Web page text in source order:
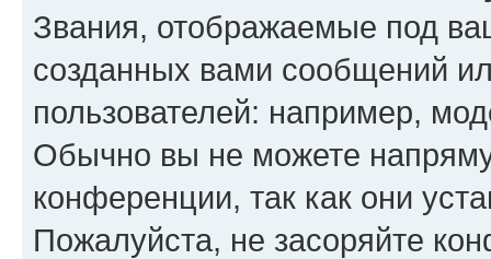
Звания, отображаемые под
созданных вами сообщений
пользователей: например,
Обычно вы не можете
конференции, так как они
Пожалуйста, не засоряйте